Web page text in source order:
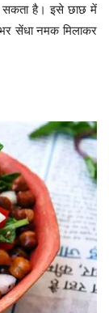
सकता है। इसे छाछ में
भर सेंधा नमक मिलाकर